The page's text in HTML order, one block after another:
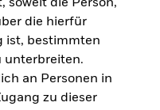
2025
Altersvorsorge. Wie
Altersvorsorge?
soweit die Person,
die hierfür
ist, bestimmten
unterbreiten.
an Personen in
zu dieser